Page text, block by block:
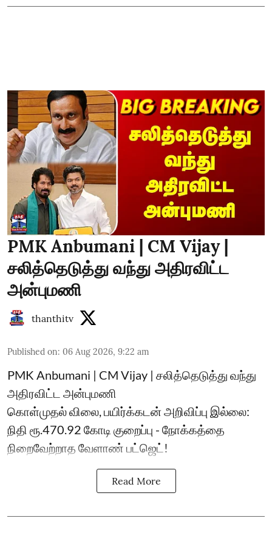
PMK Anbumani | CM Vijay |
சலித்தெடுத்து வந்து அதிரவிட்ட
அன்புமணி
thanthitv
Published on: 06 Aug 2026, 9:22 am
PMK Anbumani | CM Vijay | சலித்தெடுத்து வந்து
அதிரவிட்ட அன்புமணி
கொள்முதல் விலை, பயிர்க்கடன் அறிவிப்பு இல்லை:
நிதி ரூ.470.92 கோடி குறைப்பு - நோக்கத்தை
நிறைவேற்றாத வேளாண் பட்ஜெட்!
Read More